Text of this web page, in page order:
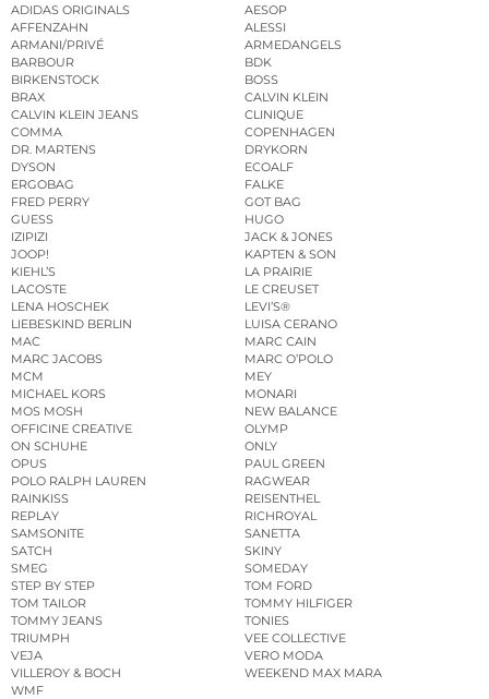
ADIDAS ORIGINALS
AESOP
AFFENZAHN
ALESSI
ARMANI/PRIVÉ
ARMEDANGELS
BARBOUR
BDK
BIRKENSTOCK
BOSS
BRAX
CALVIN KLEIN
CALVIN KLEIN JEANS
CLINIQUE
COMMA
COPENHAGEN
DR. MARTENS
DRYKORN
DYSON
ECOALF
ERGOBAG
FALKE
FRED PERRY
GOT BAG
GUESS
HUGO
IZIPIZI
JACK & JONES
JOOP!
KAPTEN & SON
KIEHL’S
LA PRAIRIE
LACOSTE
LE CREUSET
LENA HOSCHEK
LEVI’S®
LIEBESKIND BERLIN
LUISA CERANO
MAC
MARC CAIN
MARC JACOBS
MARC O’POLO
MCM
MEY
MICHAEL KORS
MONARI
MOS MOSH
NEW BALANCE
OFFICINE CREATIVE
OLYMP
ON SCHUHE
ONLY
OPUS
PAUL GREEN
POLO RALPH LAUREN
RAGWEAR
RAINKISS
REISENTHEL
REPLAY
RICHROYAL
SAMSONITE
SANETTA
SATCH
SKINY
SMEG
SOMEDAY
STEP BY STEP
TOM FORD
TOM TAILOR
TOMMY HILFIGER
TOMMY JEANS
TONIES
TRIUMPH
VEE COLLECTIVE
VEJA
VERO MODA
VILLEROY & BOCH
WEEKEND MAX MARA
WMF